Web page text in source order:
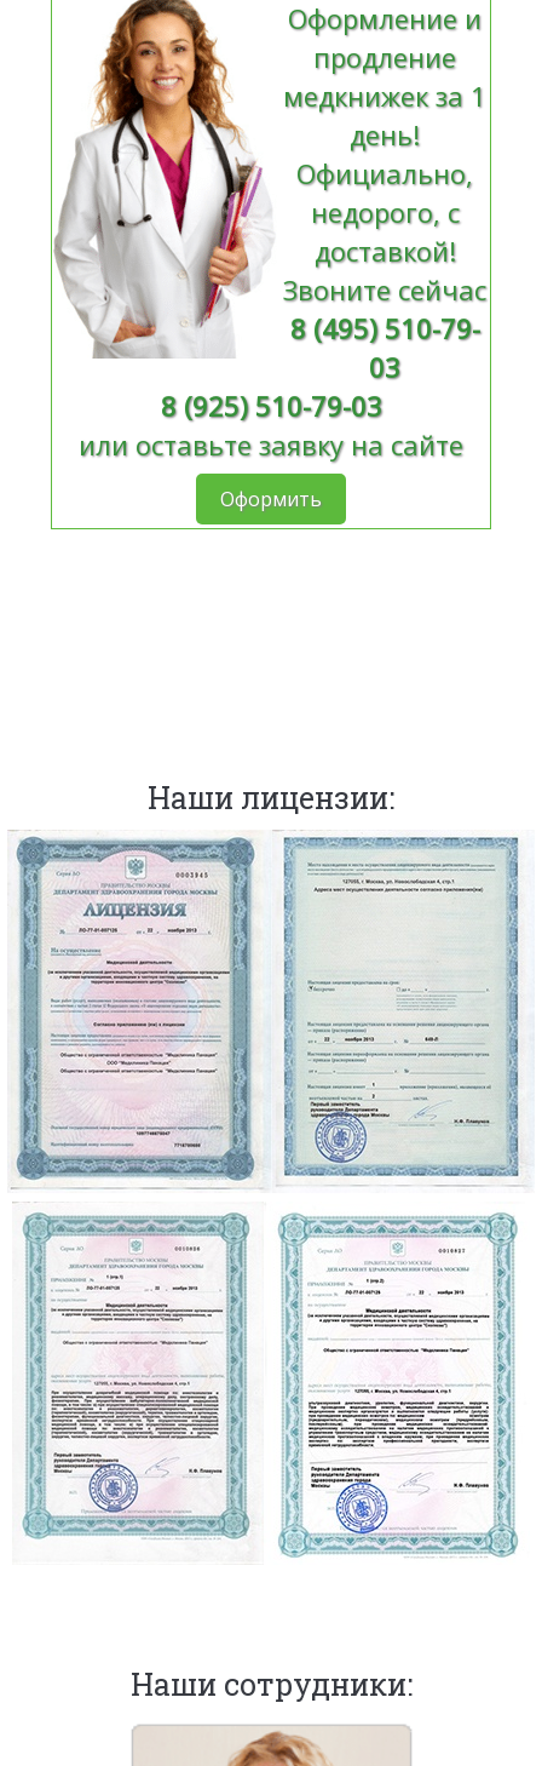
Оформление и
продление
медкнижек за 1
день!
Официально,
недорого, с
доставкой!
Звоните сейчас
8 (495) 510-79-
03
8 (925) 510-79-03
или оставьте заявку на сайте
Оформить
Наши лицензии:
Наши сотрудники: